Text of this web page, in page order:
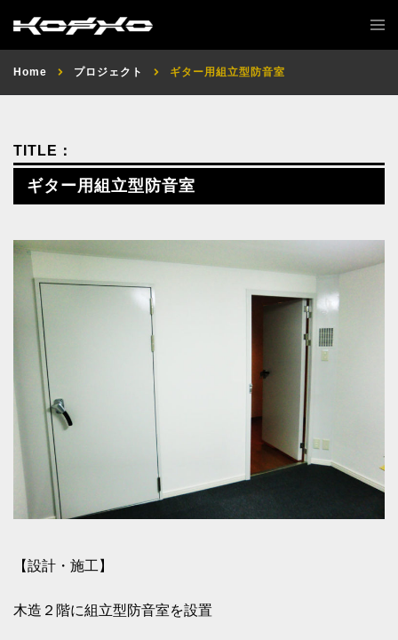
Home プロジェクト ギター用組立型防音室
ギター用組立型防音室
【設計・施工】
木造２階に組立型防音室を設置